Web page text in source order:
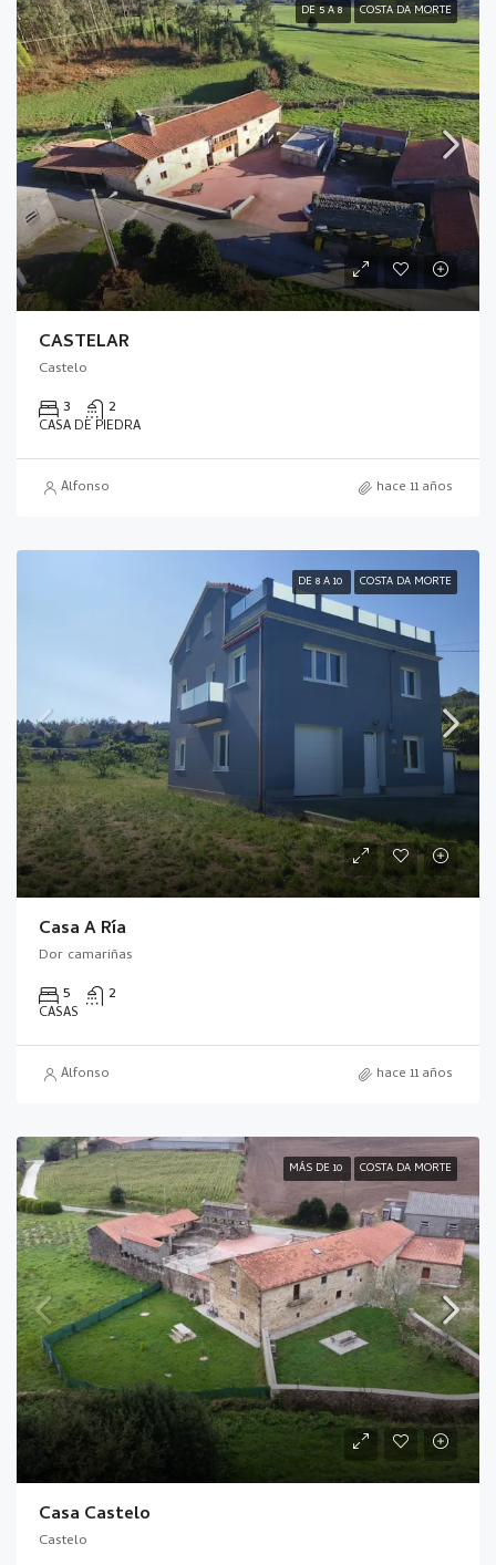
DE 5 A 8 COSTA DA MORTE
CASTELAR
Castelo
3 2
CASA DE PIEDRA
Alfonso hace 11 años
DE 8 A 10 COSTA DA MORTE
Casa A Ría
Dor camariñas
5 2
CASAS
Alfonso hace 11 años
MÁS DE 10 COSTA DA MORTE
Casa Castelo
Castelo